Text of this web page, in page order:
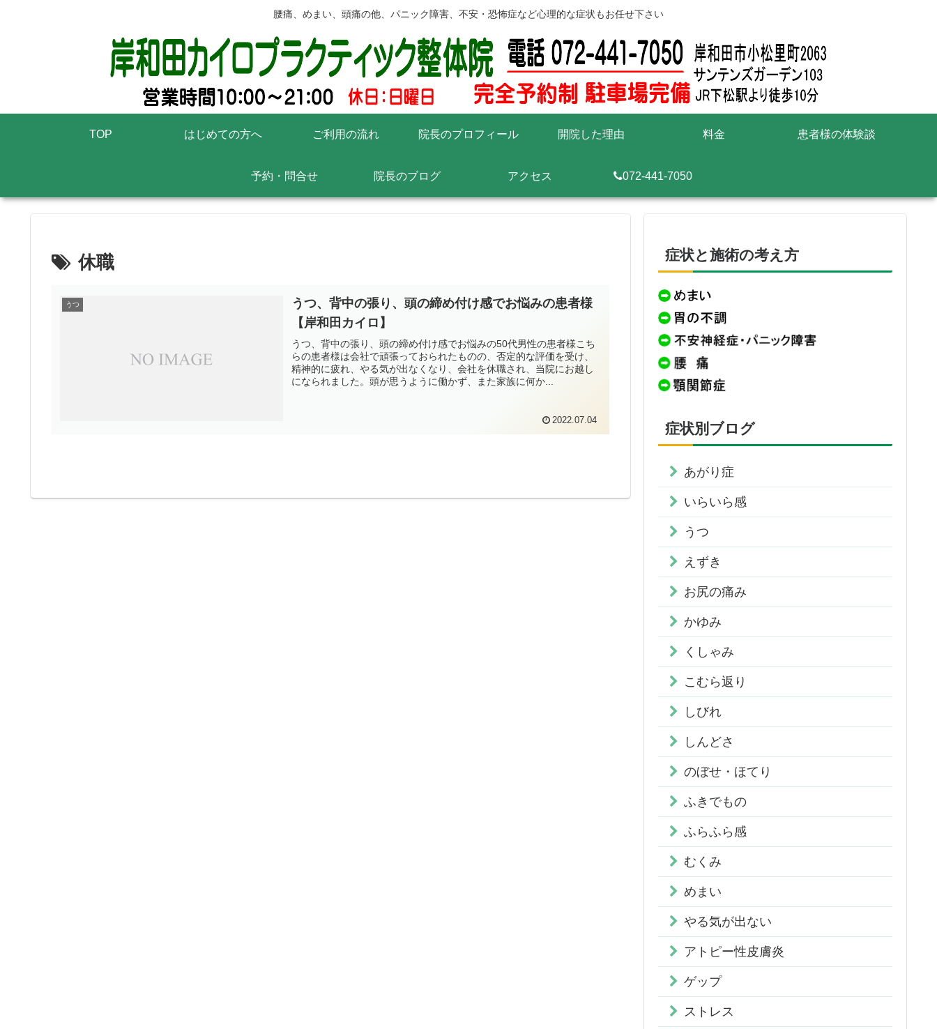
腰痛、めまい、頭痛の他、パニック障害、不安・恐怖症など心理的な症状もお任せ下さい
TOP はじめての方へ ご利用の流れ 院長のプロフィール 開院した理由 料金 患者様の体験談
予約・問合せ 院長のブログ アクセス 072-441-7050
休職
うつ
うつ、背中の張り、頭の締め付け感でお悩みの患者様
【岸和田カイロ】
うつ、背中の張り、頭の締め付け感でお悩みの50代男性の患者様こち
らの患者様は会社で頑張っておられたものの、否定的な評価を受け、
精神的に疲れ、やる気が出なくなり、会社を休職され、当院にお越し
になられました。頭が思うように働かず、また家族に何か...
2022.07.04
症状と施術の考え方
症状別ブログ
あがり症
いらいら感
うつ
えずき
お尻の痛み
かゆみ
くしゃみ
こむら返り
しびれ
しんどさ
のぼせ・ほてり
ふきでもの
ふらふら感
むくみ
めまい
やる気が出ない
アトピー性皮膚炎
ゲップ
ストレス